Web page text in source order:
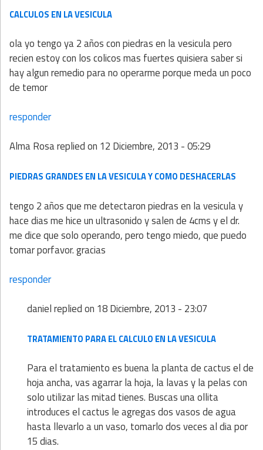
CALCULOS EN LA VESICULA
ola yo tengo ya 2 años con piedras en la vesicula pero
recien estoy con los colicos mas fuertes quisiera saber si
hay algun remedio para no operarme porque meda un poco
de temor
responder
Alma Rosareplied on 12 Diciembre, 2013 - 05:29
PIEDRAS GRANDES EN LA VESICULA Y COMO DESHACERLAS
tengo 2 años que me detectaron piedras en la vesicula y
hace dias me hice un ultrasonido y salen de 4cms y el dr.
me dice que solo operando, pero tengo miedo, que puedo
tomar porfavor. gracias
responder
danielreplied on 18 Diciembre, 2013 - 23:07
TRATAMIENTO PARA EL CALCULO EN LA VESICULA
Para el tratamiento es buena la planta de cactus el de
hoja ancha, vas agarrar la hoja, la lavas y la pelas con
solo utilizar las mitad tienes. Buscas una ollita
introduces el cactus le agregas dos vasos de agua
hasta llevarlo a un vaso, tomarlo dos veces al dia por
15 dias.